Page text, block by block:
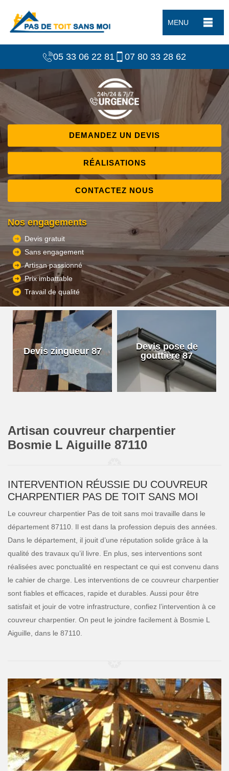
MENU
05 33 06 22 81 07 80 33 28 62
DEMANDEZ UN DEVIS
RÉALISATIONS
CONTACTEZ NOUS
Nos engagements
Devis gratuit
Sans engagement
Artisan passionné
Prix imbattable
Travail de qualité
Devis zingueur 87
Devis pose de
gouttière 87
Artisan couvreur charpentier
Bosmie L Aiguille 87110
INTERVENTION RÉUSSIE DU COUVREUR
CHARPENTIER PAS DE TOIT SANS MOI
Le couvreur charpentier Pas de toit sans moi travaille dans le
département 87110. Il est dans la profession depuis des années.
Dans le département, il jouit d’une réputation solide grâce à la
qualité des travaux qu’il livre. En plus, ses interventions sont
réalisées avec ponctualité en respectant ce qui est convenu dans
le cahier de charge. Les interventions de ce couvreur charpentier
sont fiables et efficaces, rapide et durables. Aussi pour être
satisfait et jouir de votre infrastructure, confiez l’intervention à ce
couvreur charpentier. On peut le joindre facilement à Bosmie L
Aiguille, dans le 87110.